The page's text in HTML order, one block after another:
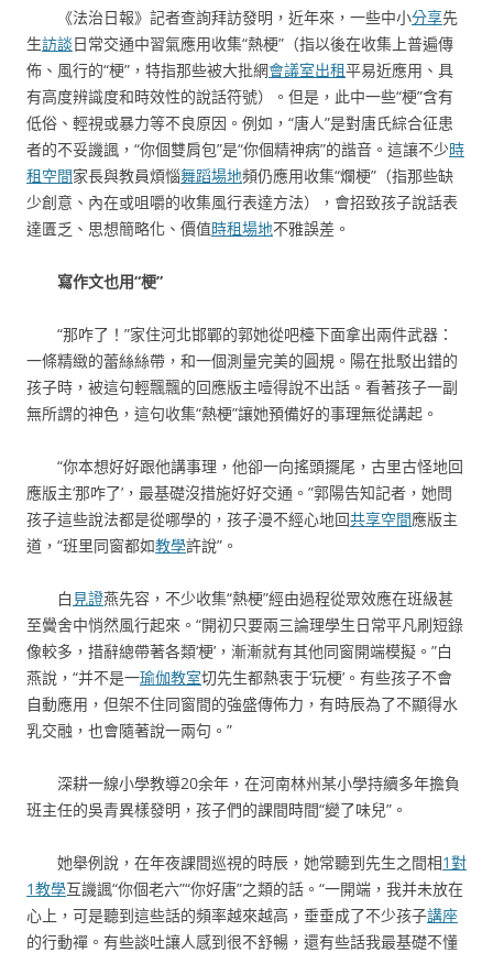
《法治日報》記者查詢拜訪發明，近年來，一些中小分享先
生訪談日常交通中習氣應用收集“熱梗”（指以後在收集上普遍傳
佈、風行的“梗”，特指那些被大批網會議室出租平易近應用、具
有高度辨識度和時效性的說話符號）。但是，此中一些“梗”含有
低俗、輕視或暴力等不良原因。例如，“唐人”是對唐氏綜合征患
者的不妥譏諷，“你個雙肩包”是“你個精神病”的諧音。這讓不少時
租空間家長與教員煩惱舞蹈場地頻仍應用收集“爛梗”（指那些缺
少創意、內在或咀嚼的收集風行表達方法），會招致孩子說話表
達匱乏、思想簡略化、價值時租場地不雅誤差。
寫作文也用“梗”
“那咋了！”家住河北邯鄲的郭她從吧檯下面拿出兩件武器：
一條精緻的蕾絲絲帶，和一個測量完美的圓規。陽在批駁出錯的
孩子時，被這句輕飄飄的回應版主噎得說不出話。看著孩子一副
無所謂的神色，這句收集“熱梗”讓她預備好的事理無從講起。
“你本想好好跟他講事理，他卻一向搖頭擺尾，古里古怪地回
應版主‘那咋了’，最基礎沒措施好好交通。”郭陽告知記者，她問
孩子這些說法都是從哪學的，孩子漫不經心地回共享空間應版主
道，“班里同窗都如教學許說”。
白 見證燕先容，不少收集“熱梗”經由過程從眾效應在班級甚
至黌舍中悄然風行起來。“開初只要兩三論理學生日常平凡刷短錄
像較多，措辭總帶著各類‘梗’，漸漸就有其他同窗開端模擬。”白
燕說，“并不是一瑜伽教室切先生都熱衷于‘玩梗’。有些孩子不會
自動應用，但架不住同窗間的強盛傳佈力，有時辰為了不顯得水
乳交融，也會隨著說一兩句。”
深耕一線小學教導20余年，在河南林州某小學持續多年擔負
班主任的吳青異樣發明，孩子們的課間時間“變了味兒”。
她舉例說，在年夜課間巡視的時辰，她常聽到先生之間相1對
1教學互譏諷“你個老六”“你好唐”之類的話。“一開端，我并未放在
心上，可是聽到這些話的頻率越來越高，垂垂成了不少孩子講座
的行動禪。有些談吐讓人感到很不舒暢，還有些話我最基礎不懂